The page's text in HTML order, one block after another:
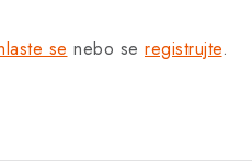
se nebo se registrujte.